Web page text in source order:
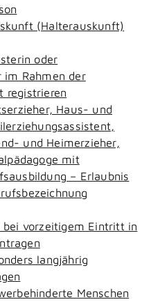
(Halterauskunft)
oder
im Rahmen der
registrieren
Haus- und
und Heimerzieher,
mit
– Erlaubnis
vorzeitigem Eintritt in
langjährig
Menschen